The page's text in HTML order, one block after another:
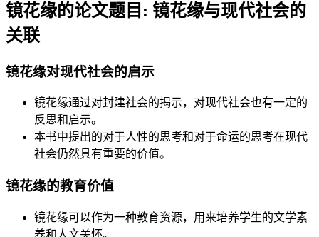
镜花缘的论文题目: 镜花缘与现代社会的
关联
镜花缘对现代社会的启示
镜花缘通过对封建社会的揭示，对现代社会也有一定的
反思和启示。
本书中提出的对于人性的思考和对于命运的思考在现代
社会仍然具有重要的价值。
镜花缘的教育价值
镜花缘可以作为一种教育资源，用来培养学生的文学素
养和人文关怀。